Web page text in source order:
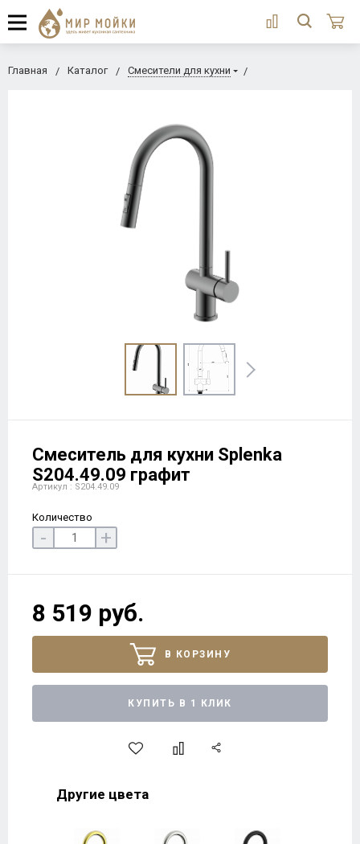
Главная Каталог Смесители для кухни
Смеситель для кухни Splenka
S204.49.09 графит
Артикул : S204.49.09
Количество
- +
8 519 руб.
В КОРЗИНУ
КУПИТЬ В 1 КЛИК
Другие цвета